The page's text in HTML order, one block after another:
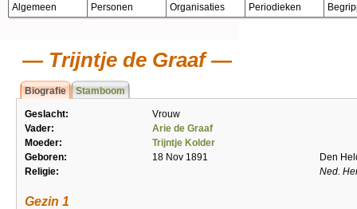
Algemeen Personen Organisaties Periodieken
Trijntje de Graaf
Biografie Stamboom
Geslacht:
Vrouw
Vader:
Arie de Graaf
Moeder:
Trijntje Kolder
Geboren:
18 Nov 1891
Den
Religie:
Ned.
Gezin 1